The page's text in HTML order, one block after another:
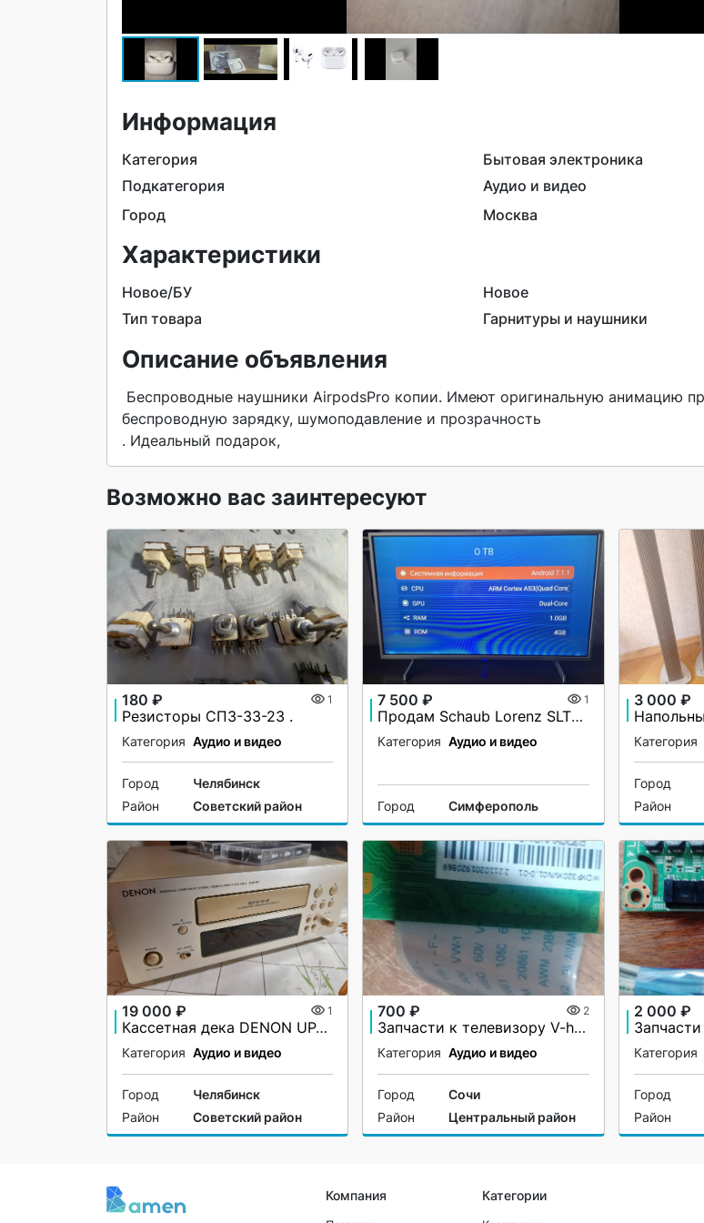
Информация
Категория
Бытовая электроника
Подкатегория
Аудио и видео
Город
Москва
Характеристики
Новое/БУ
Новое
Тип товара
Гарнитуры и наушники
Описание объявления
беспроводную зарядку, шумоподавление и прозрачность
. Идеальный подарок,
Возможно вас заинтересуют
180 ₽ 1
Резисторы СП3-33-23 .
Категория Аудио и видео
Город
Челябинск
Район
Советский район
7 500 ₽ 1
Продам Schaub Lorenz SLT32N5550
Категория Аудио и видео
Город Симферополь
3 000 ₽
Категория
Город
Район
19 000 ₽ 1
Каcсeтная декa DЕNОN UРА-F07.
Категория Аудио и видео
Город
Челябинск
Район
Советский район
700 ₽ 2
Запчасти к телевизору V-home 32LH0214
Категория Аудио и видео
Город
Сочи
Район
Центральный район
2 000 ₽
Категория
Город
Район
Компания Категории